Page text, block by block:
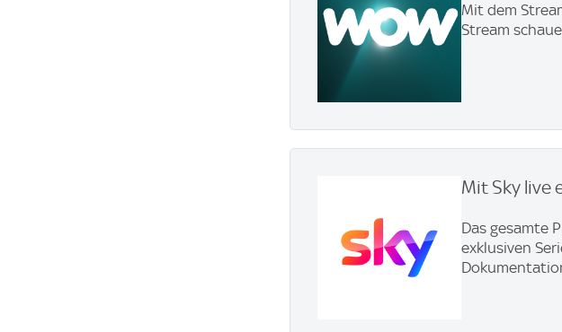
Mit dem
Stream
Mit Sky live
Das gesamte
exklusiven